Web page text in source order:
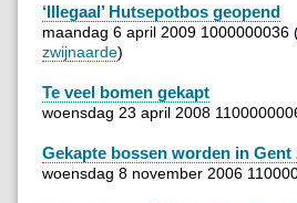
‘Illegaal’ Hutsepotbos geopend
maandag 6 april 2009 1000000036
zwijnaarde)
Te veel bomen gekapt
woensdag 23 april 2008
Gekapte bossen worden in Gent
woensdag 8 november 2006